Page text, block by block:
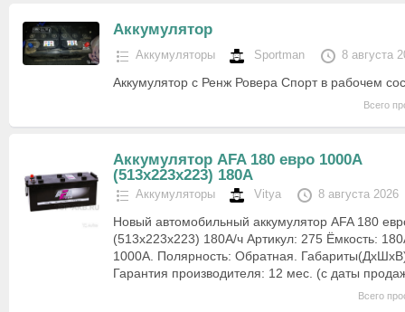
Аккумулятор
Аккумуляторы Sportman 8 августа
Аккумулятор с Ренж Ровера Спорт в рабочем
Всего
Аккумулятор AFA 180 евро 1000A
(513x223x223) 180А
Аккумуляторы Vitya 8 августа 2026
Новый автомобильный аккумулятор AFA 180
(513x223x223) 180А/ч Артикул: 275 Ёмкость:
1000А. Полярность: Обратная.
Гарантия производителя: 12 мес. (с даты
Всего